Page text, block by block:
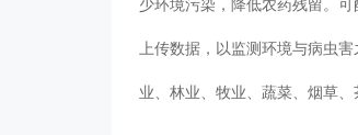
少环境污染，降低农药残留。
上传数据，以监测环境与病虫
业、林业、牧业、蔬菜、烟草